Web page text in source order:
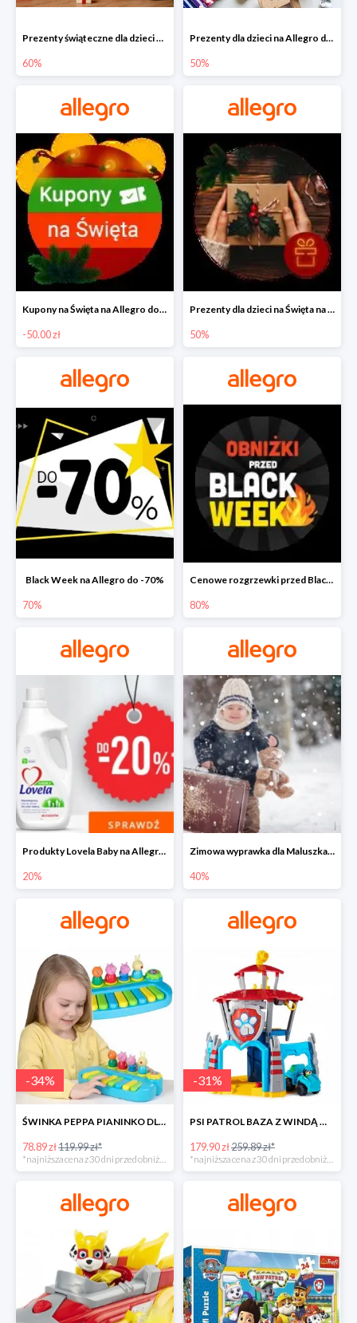
Prezenty świąteczne dla dzieci na Allegro do -60%
60%
Prezenty dla dzieci na Allegro do -50%
50%
Kupony na Święta na Allegro do -50 zł
-50.00 zł
Prezenty dla dzieci na Święta na Allegro do -50%
50%
Black Week na Allegro do -70%
70%
Cenowe rozgrzewki przed Black Friday na Allegro do -80%
80%
Produkty Lovela Baby na Allegro do -20%
20%
Zimowa wyprawka dla Maluszka na Allegro do -40%
40%
-34%
ŚWINKA PEPPA PIANINKO DLA DZIECI -34%
78.89 zł119.99 zł*
-31%
PSI PATROL BAZA Z WINDĄ WIEŻA + POJAZD AUTO REX -30%
179.90 zł259.89 zł*